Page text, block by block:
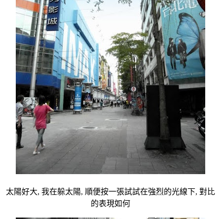
太陽好大, 我在躲太陽, 順便按一張試試在強烈的光線下, 對比
的表現如何